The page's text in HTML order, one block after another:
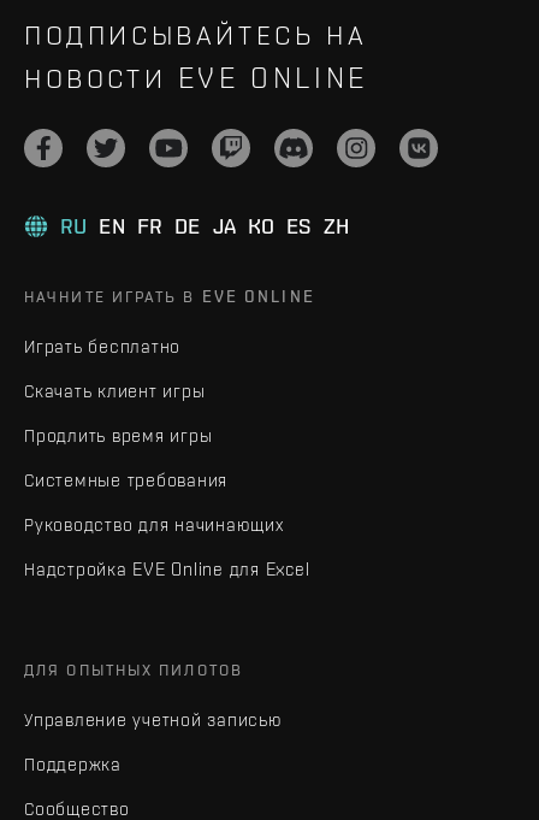
ПОДПИСЫВАЙТЕСЬ НА
НОВОСТИ EVE ONLINE
RU EN FR DE JA KO ES ZH
НАЧНИТЕ ИГРАТЬ В EVE ONLINE
Играть бесплатно
Скачать клиент игры
Продлить время игры
Системные требования
Руководство для начинающих
Надстройка EVE Online для Excel
ДЛЯ ОПЫТНЫХ ПИЛОТОВ
Управление учетной записью
Поддержка
Сообщество